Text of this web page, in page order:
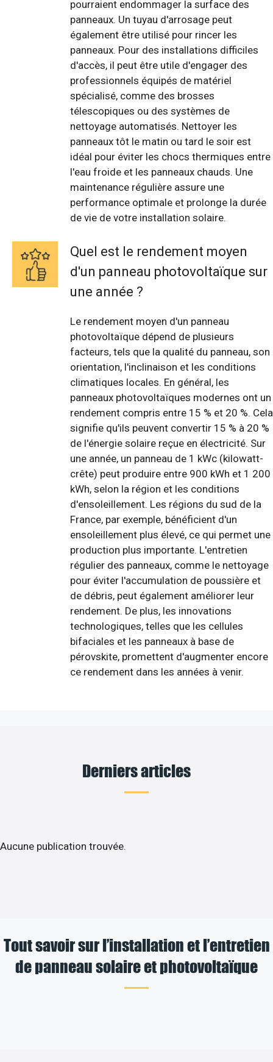
pourraient endommager la surface des
panneaux. Un tuyau d'arrosage peut
également être utilisé pour rincer les
panneaux. Pour des installations difficiles
d'accès, il peut être utile d'engager des
professionnels équipés de matériel
spécialisé, comme des brosses
télescopiques ou des systèmes de
nettoyage automatisés. Nettoyer les
panneaux tôt le matin ou tard le soir est
idéal pour éviter les chocs thermiques entre
l'eau froide et les panneaux chauds. Une
maintenance régulière assure une
performance optimale et prolonge la durée
de vie de votre installation solaire.
Quel est le rendement moyen
d'un panneau photovoltaïque sur
une année ?
Le rendement moyen d'un panneau
photovoltaïque dépend de plusieurs
facteurs, tels que la qualité du panneau, son
orientation, l'inclinaison et les conditions
climatiques locales. En général, les
panneaux photovoltaïques modernes ont un
rendement compris entre 15 % et 20 %. Cela
signifie qu'ils peuvent convertir 15 % à 20 %
de l'énergie solaire reçue en électricité. Sur
une année, un panneau de 1 kWc (kilowatt-
crête) peut produire entre 900 kWh et 1 200
kWh, selon la région et les conditions
d'ensoleillement. Les régions du sud de la
France, par exemple, bénéficient d'un
ensoleillement plus élevé, ce qui permet une
production plus importante. L'entretien
régulier des panneaux, comme le nettoyage
pour éviter l'accumulation de poussière et
de débris, peut également améliorer leur
rendement. De plus, les innovations
technologiques, telles que les cellules
bifaciales et les panneaux à base de
pérovskite, promettent d'augmenter encore
ce rendement dans les années à venir.
Derniers articles
Aucune publication trouvée.
Tout savoir sur l’installation et l’entretien
de panneau solaire et photovoltaïque